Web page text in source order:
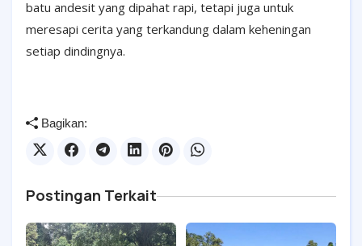
batu andesit yang dipahat rapi, tetapi juga untuk
meresapi cerita yang terkandung dalam keheningan
setiap dindingnya.
Bagikan:
Postingan Terkait